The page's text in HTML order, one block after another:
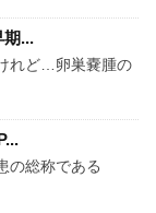
期...
れど…卵巣嚢腫の
の総称である